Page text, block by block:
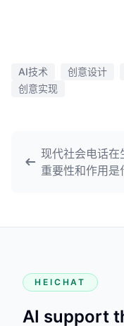
AI技术 创意设计
创意实现
现代社会电话在
重要性和作用是
HEICHAT
AI support